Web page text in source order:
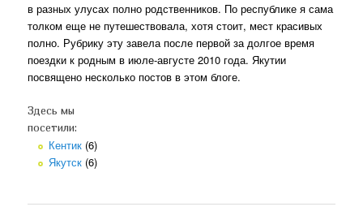
в разных улусах полно родственников. По республике я сама
толком еще не путешествовала, хотя стоит, мест красивых
полно. Рубрику эту завела после первой за долгое время
поездки к родным в июле-августе 2010 года. Якутии
посвящено несколько постов в этом блоге.
Здесь мы
посетили:
Кентик (6)
Якутск (6)